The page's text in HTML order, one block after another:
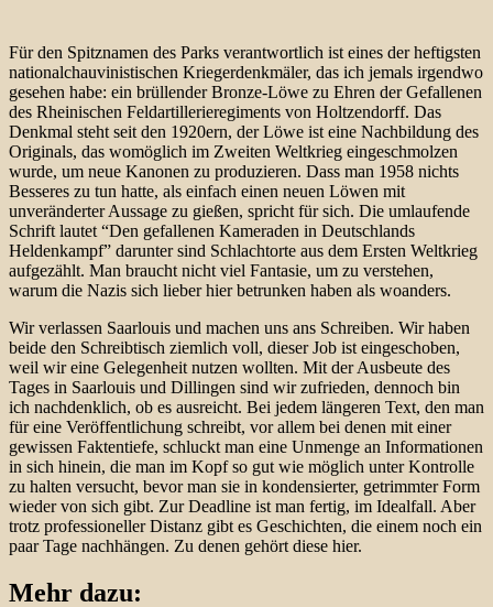
Für den Spitznamen des Parks verantwortlich ist eines der heftigsten
nationalchauvinistischen Kriegerdenkmäler, das ich jemals irgendwo
gesehen habe: ein brüllender Bronze-Löwe zu Ehren der Gefallenen
des Rheinischen Feldartillerieregiments von Holtzendorff. Das
Denkmal steht seit den 1920ern, der Löwe ist eine Nachbildung des
Originals, das womöglich im Zweiten Weltkrieg eingeschmolzen
wurde, um neue Kanonen zu produzieren. Dass man 1958 nichts
Besseres zu tun hatte, als einfach einen neuen Löwen mit
unveränderter Aussage zu gießen, spricht für sich. Die umlaufende
Schrift lautet “Den gefallenen Kameraden in Deutschlands
Heldenkampf” darunter sind Schlachtorte aus dem Ersten Weltkrieg
aufgezählt. Man braucht nicht viel Fantasie, um zu verstehen,
warum die Nazis sich lieber hier betrunken haben als woanders.
Wir verlassen Saarlouis und machen uns ans Schreiben. Wir haben
beide den Schreibtisch ziemlich voll, dieser Job ist eingeschoben,
weil wir eine Gelegenheit nutzen wollten. Mit der Ausbeute des
Tages in Saarlouis und Dillingen sind wir zufrieden, dennoch bin
ich nachdenklich, ob es ausreicht. Bei jedem längeren Text, den man
für eine Veröffentlichung schreibt, vor allem bei denen mit einer
gewissen Faktentiefe, schluckt man eine Unmenge an Informationen
in sich hinein, die man im Kopf so gut wie möglich unter Kontrolle
zu halten versucht, bevor man sie in kondensierter, getrimmter Form
wieder von sich gibt. Zur Deadline ist man fertig, im Idealfall. Aber
trotz professioneller Distanz gibt es Geschichten, die einem noch ein
paar Tage nachhängen. Zu denen gehört diese hier.
Mehr dazu: